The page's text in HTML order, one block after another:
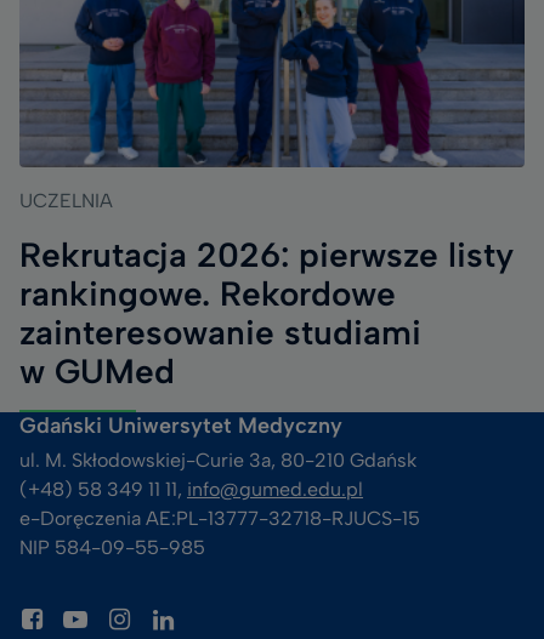
UCZELNIA
Rekrutacja 2026: pierwsze listy
rankingowe. Rekordowe
zainteresowanie studiami
w GUMed
Gdański Uniwersytet Medyczny
ul. M. Skłodowskiej-Curie 3a, 80-210 Gdańsk
(+48) 58 349 11 11, info@gumed.edu.pl
e-Doręczenia AE:PL-13777-32718-RJUCS-15
NIP 584-09-55-985